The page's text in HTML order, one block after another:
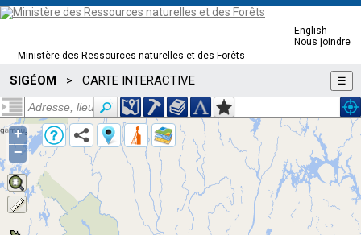
Ministère des Ressources naturelles et des Forêts
English
Nous joindre
SIGÉOM > CARTE INTERACTIVE ☰
+
−